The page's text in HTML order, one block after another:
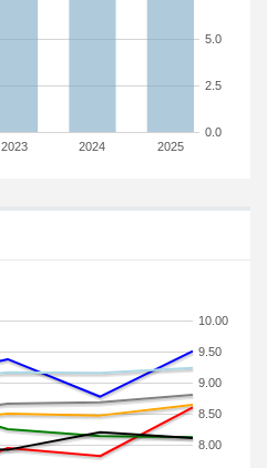
2023 2024 2025
0.0
2.5
5.0
8.00
8.50
9.00
9.50
10.00